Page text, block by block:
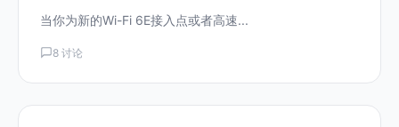
当你为新的Wi-Fi 6E接入点或者高速...
8 讨论